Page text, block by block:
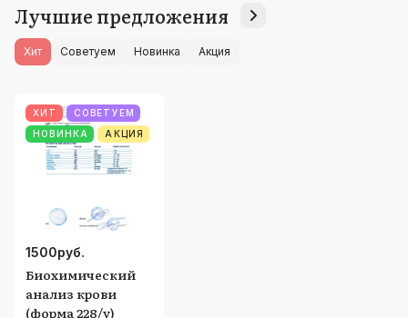
Лучшие предложения
Хит Советуем Новинка Акция
ХИТ
СОВЕТУЕМ
НОВИНКА
АКЦИЯ
1500руб.
Биохимический
анализ крови
(форма 228/у)